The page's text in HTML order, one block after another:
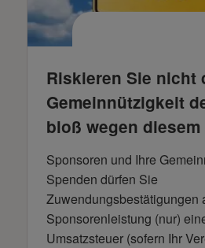
Riskieren Sie nicht
Gemeinnützigkeit
bloß wegen
Sponsoren und Ihre
Spenden dürfen Sie
Zuwendungsbestätigungen
Sponsorenleistung (nur)
Umsatzsteuer (sofern Ihr